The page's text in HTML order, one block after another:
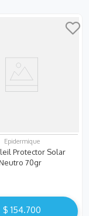
Epidermique
Protector Solar
70gr
$ 154.700